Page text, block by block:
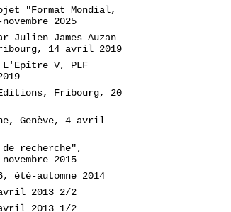
"Format Mondial,
2025
James Auzan
14 avril 2019
L'Epître V, PLF
Fribourg, 20
Genève, 4 avril
recherche",
2015
été-automne 2014
avril 2013 2/2
avril 2013 1/2